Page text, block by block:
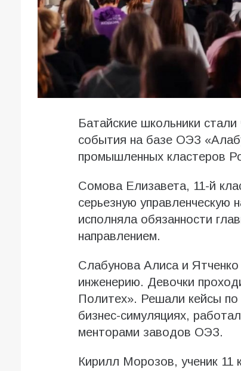
Батайские школьники
события на базе ОЭЗ
промышленных кластеров
Сомова Елизавета, 11-й
серьезную управленческую
исполняла обязанности
направлением.
Слабунова Алиса и
инженерию. Девочки
Политех». Решали кейсы по
бизнес-симуляциях,
менторами заводов ОЭЗ.
Кирилл Морозов, ученик 11